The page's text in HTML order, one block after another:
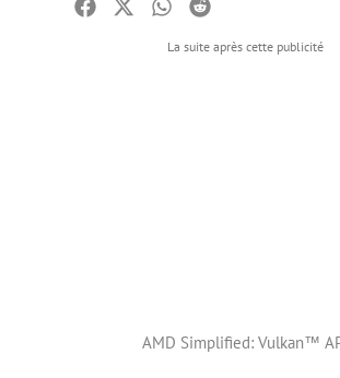
Facebook
TwitterWhatsapp
Reddit
AMD Simplified: Vulkan™